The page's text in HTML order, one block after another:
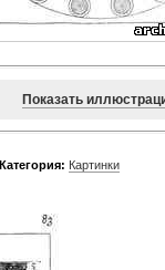
Показать
Категория: Картинки